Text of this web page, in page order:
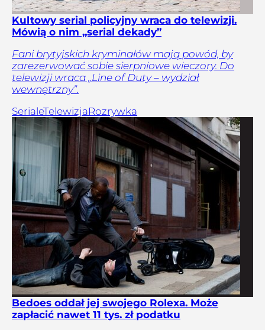
Kultowy serial policyjny wraca do telewizji.
Mówią o nim „serial dekady”
Fani brytyjskich kryminałów mają powód, by
zarezerwować sobie sierpniowe wieczory. Do
telewizji wraca „Line of Duty – wydział
wewnętrzny”.
SerialeTelewizjaRozrywka
Bedoes oddał jej swojego Rolexa. Może
zapłacić nawet 11 tys. zł podatku